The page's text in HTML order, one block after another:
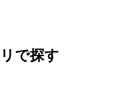
で探す